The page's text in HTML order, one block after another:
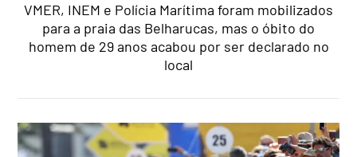
VMER, INEM e Polícia Marítima foram mobilizados
para a praia das Belharucas, mas o óbito do
homem de 29 anos acabou por ser declarado no
local